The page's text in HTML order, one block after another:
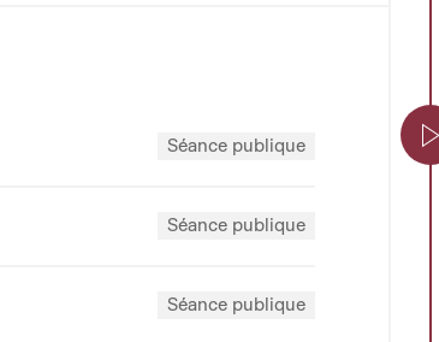
Séance publique
Séance publique
Séance publique